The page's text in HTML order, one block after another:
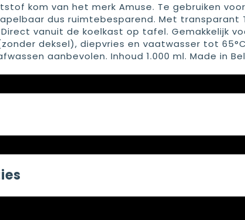
kom van het merk Amuse. Te gebruiken
dus ruimtebesparend. Met transparant
vanuit de koelkast op tafel. Gemakkelijk
deksel), diepvries en vaatwasser tot
aanbevolen. Inhoud 1.000 ml. Made in